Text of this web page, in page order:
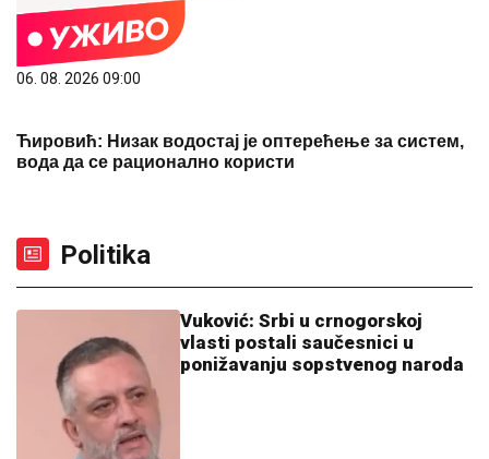
06. 08. 2026 09:00
Ћировић: Низак водостај је оптерећење за систем,
вода да се рационално користи
Politika
Vuković: Srbi u crnogorskoj
vlasti postali saučesnici u
ponižavanju sopstvenog naroda